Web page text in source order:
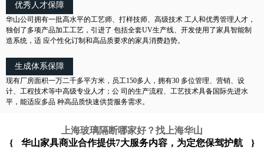
优秀人才保障
华山公司拥有一批高水平的工艺师、打样技师、高级技术 工人和优秀管理人才，
独创了多项产品加工工艺，引进了 包括全套UV生产线、开发使用了家具智能制
造系统，适 应个性化订制和高品质要求的家具消费趋势。
生成体系保障
现有厂房面积一万二千多平方米，员工150多人，拥有30 多位管理、营销、设
计、工程技术等中高级专业人才；公 司的生产流程、工艺技术具备国际先进水
平，能适应多品 种高品质快速供货服务需求。
上海玻璃隔断哪家好？找上海华山
{
华山家具商业合作提供7大服务内容，为定您保驾护航 }